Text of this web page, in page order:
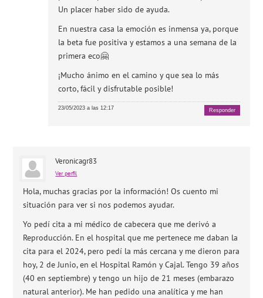
Un placer haber sido de ayuda.
En nuestra casa la emoción es inmensa ya, porque
la beta fue positiva y estamos a una semana de la
primera eco🤗
¡Mucho ánimo en el camino y que sea lo más
corto, fácil y disfrutable posible!
23/05/2023 a las 12:17 Responder
Veronicagr83
Ver perfil
Hola, muchas gracias por la información! Os cuento mi
situación para ver si nos podemos ayudar.
Yo pedí cita a mi médico de cabecera que me derivó a
Reproducción. En el hospital que me pertenece me daban la
cita para el 2024, pero pedí la más cercana y me dieron para
hoy, 2 de Junio, en el Hospital Ramón y Cajal. Tengo 39 años
(40 en septiembre) y tengo un hijo de 21 meses (embarazo
natural anterior). Me han pedido una analítica y me han